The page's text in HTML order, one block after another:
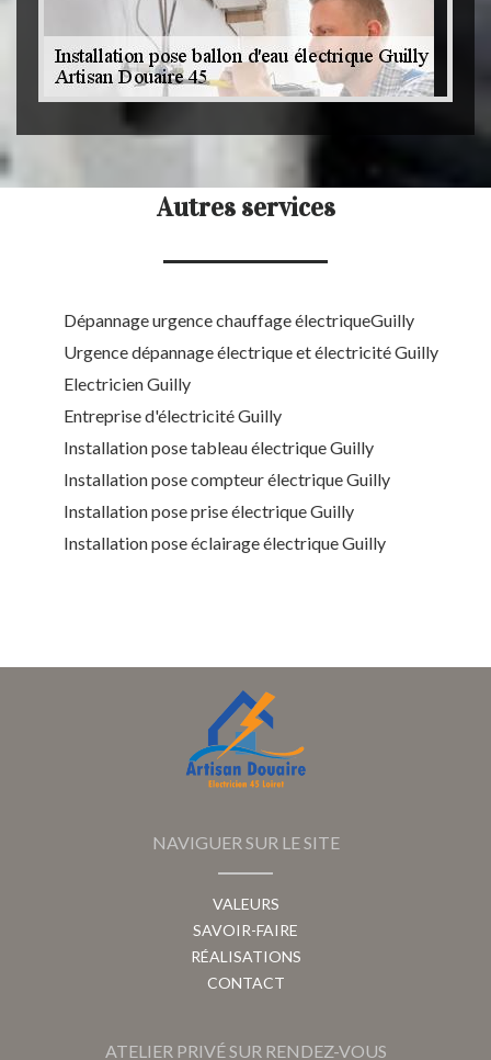
Autres services
Dépannage urgence chauffage électriqueGuilly
Urgence dépannage électrique et électricité Guilly
Electricien Guilly
Entreprise d'électricité Guilly
Installation pose tableau électrique Guilly
Installation pose compteur électrique Guilly
Installation pose prise électrique Guilly
Installation pose éclairage électrique Guilly
NAVIGUER SUR LE SITE
VALEURS
SAVOIR-FAIRE
RÉALISATIONS
CONTACT
ATELIER PRIVÉ SUR RENDEZ-VOUS